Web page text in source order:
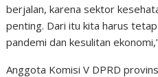
berjalan, karena sektor
penting. Dari itu kita harus
pandemi dan kesulitan
Anggota Komisi V DPRD